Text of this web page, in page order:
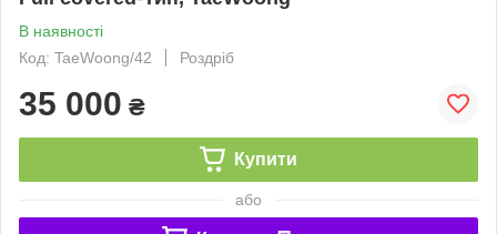
В наявності
Код: TaeWoong/42
Роздріб
35 000 ₴
Купити
або